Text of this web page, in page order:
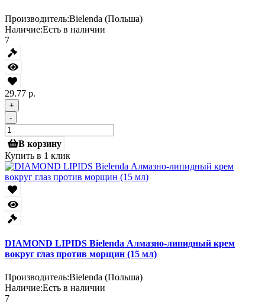
Производитель:Bielenda (Польша)
Наличие:Есть в наличии
7
29.77 р.
+
-
В корзину
Купить в 1 клик
DIAMOND LIPIDS Bielenda Алмазно-липидный крем
вокруг глаз против морщин (15 мл)
Производитель:Bielenda (Польша)
Наличие:Есть в наличии
7